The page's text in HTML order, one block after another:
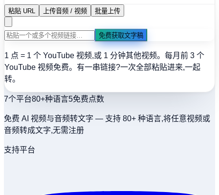
粘贴 URL 上传音频 / 视频 批量上传
免费获取文字稿
1 点 = 1 个 YouTube 视频,或 1 分钟其他视频。每月前 3 个
YouTube 视频免费。 有一串链接?一次全部粘贴进来,一起
转。
7个平台80+种语言5免费点数
免费 AI 视频与音频转文字 — 支持 80+ 种语言,将任意视频或
音频转成文字,无需注册
支持平台